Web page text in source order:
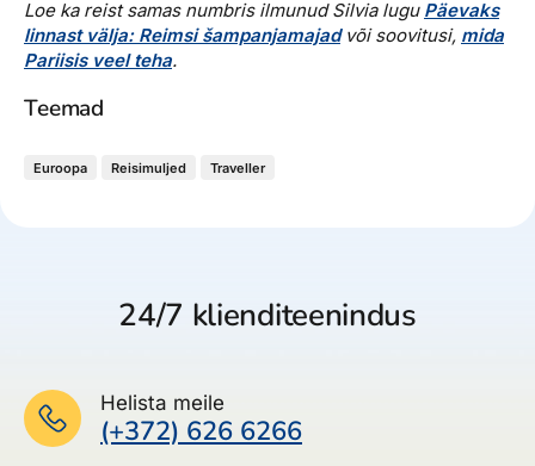
Loe ka reist samas numbris ilmunud Silvia lugu Päevaks
linnast välja: Reimsi šampanjamajadvõi soovitusi, mida
Pariisis veel teha.
Teemad
Euroopa Reisimuljed Traveller
24/7 klienditeenindus
Helista meile
(+372) 626 6266